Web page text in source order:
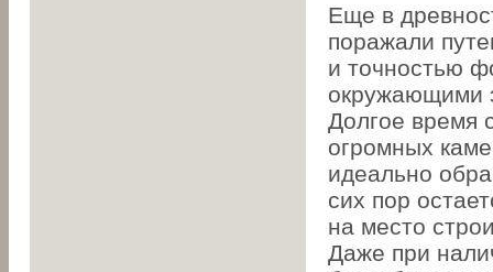
Еще в
поражали
и точностью
окружающими
Долгое время
огромных
идеально
сих пор
на место
Даже при